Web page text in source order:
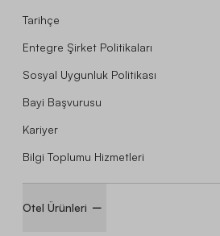
Tarihçe
Entegre Şirket Politikaları
Sosyal Uygunluk Politikası
Bayi Başvurusu
Kariyer
Bilgi Toplumu Hizmetleri
Otel Ürünleri